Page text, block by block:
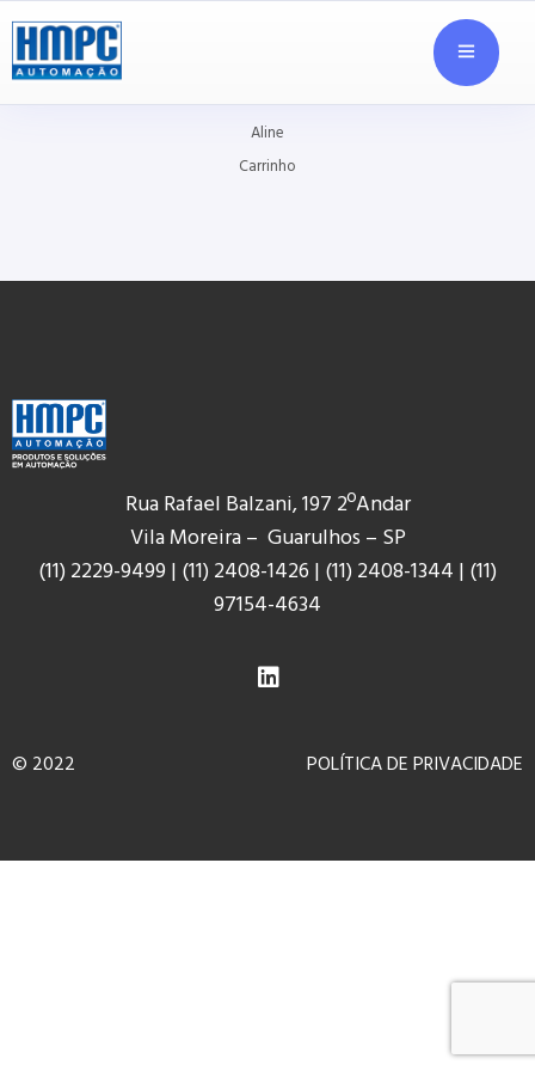
Aline
Carrinho
Rua Rafael Balzani, 197 2ºAndar
Vila Moreira – Guarulhos – SP
(11) 2229-9499| (11) 2408-1426 | (11) 2408-1344 | (11)
97154-4634
© 2022 POLÍTICA DE PRIVACIDADE